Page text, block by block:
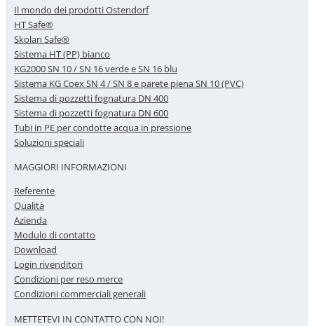
Il mondo dei prodotti Ostendorf
HT Safe®
Skolan Safe®
Sistema HT (PP) bianco
KG2000 SN 10 / SN 16 verde e SN 16 blu
Sistema KG Coex SN 4 / SN 8 e parete piena SN 10 (PVC)
Sistema di pozzetti fognatura DN 400
Sistema di pozzetti fognatura DN 600
Tubi in PE per condotte acqua in pressione
Soluzioni speciali
MAGGIORI INFORMAZIONI
Referente
Qualità
Azienda
Modulo di contatto
Download
Login rivenditori
Condizioni per reso merce
Condizioni commerciali generali
METTETEVI IN CONTATTO CON NOI!